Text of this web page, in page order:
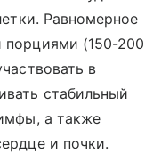
Равномерное
порциями (150-200
в
стабильный
а также
и почки.